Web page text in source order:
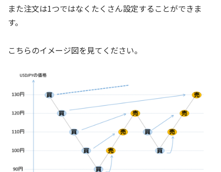
また注文は1つではなくたくさん設定することができま
す。
こちらのイメージ図を見てください。